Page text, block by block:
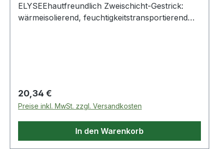
ELYSEEhautfreundlich Zweischicht-Gestrick:
wärmeisolierend, feuchtigkeitstransportierend
Baumwolle/45% NylonGewicht ca. 170
g/m²Farbe schwarz Weitere Produkte im Bereich
Thermofunktionsunterwäscheset
Regulärer Preis:
20,34 €
Preise inkl. MwSt. zzgl. Versandkosten
In den Warenkorb